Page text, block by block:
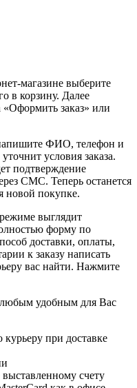
магазине выберите
в корзину. Далее
заказ» или
ФИО, телефон и
условия заказа.
подтверждение
СМС. Теперь останется
новой покупке.
выглядит
форму по
доставки, оплаты,
к заказу написать
вас найти. Нажмите
любым удобным для Вас
при доставке
счету